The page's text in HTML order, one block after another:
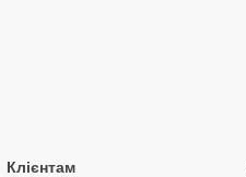
Клієнтам